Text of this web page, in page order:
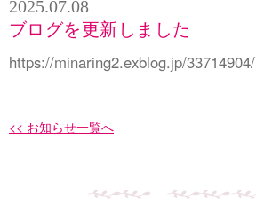
2025.07.08
ブログを更新しました
https://minaring2.exblog.jp/33714904/
<< お知らせ一覧へ